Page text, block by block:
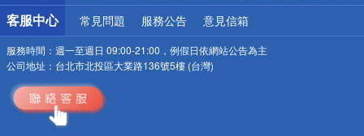
客服中心 常見問題 服務公告 意見信箱
服務時間： 週一至週日 09:00-21:00，例假日依網站公告為主
公司地址： 台北市北投區大業路136號5樓 (台灣)